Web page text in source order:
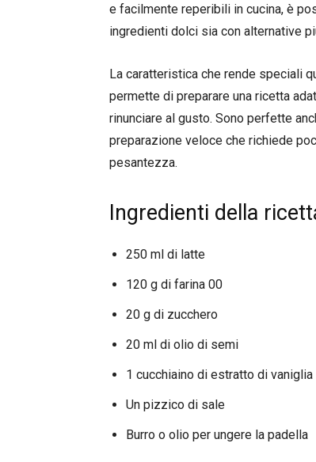
e facilmente reperibili in cucina, è
ingredienti dolci sia con alternative
La caratteristica che rende speciali
permette di preparare una ricetta
rinunciare al gusto. Sono perfette
preparazione veloce che richiede
pesantezza.
Ingredienti della
250 ml di latte
120 g di farina 00
20 g di zucchero
20 ml di olio di semi
1 cucchiaino di estratto di vaniglia
Un pizzico di sale
Burro o olio per ungere la padella